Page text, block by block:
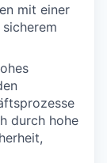
mit einer
durch hohe